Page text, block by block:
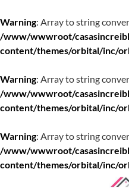
Warning: Array to string
/www/wwwroot/
content/themes/orbital/inc/
Warning: Array to string
/www/wwwroot/
content/themes/orbital/inc/
Warning: Array to string
/www/wwwroot/
content/themes/orbital/inc/